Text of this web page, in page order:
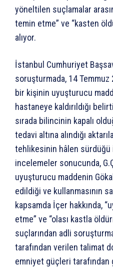
yöneltilen suçlamalar
temin etme” ve “kasten
alıyor.
İstanbul Cumhuriyet
soruşturmada, 14
bir kişinin uyuşturucu
hastaneye kaldırıldığı
sırada bilincinin kapalı
tedavi altına alındığı
tehlikesinin hâlen sürdüğü
incelemeler sonucunda,
uyuşturucu maddenin
edildiği ve kullanmasının
kapsamda İçer hakkında,
etme” ve “olası kastla
suçlarından adli
tarafından verilen talimat
emniyet güçleri tarafından